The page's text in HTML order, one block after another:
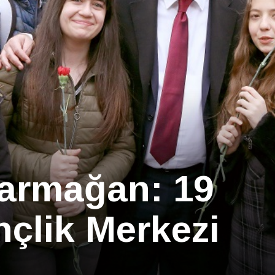
19
Merkezi